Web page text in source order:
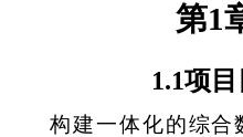
第1
1.1项
构建一体化的综合